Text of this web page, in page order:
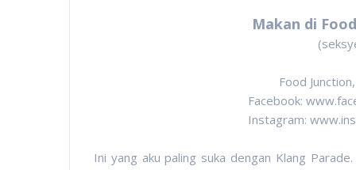
Makan di
Food
Facebook:
Instagram:
Ini yang aku paling suka dengan Klang